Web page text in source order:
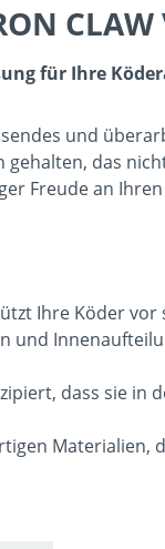
CLAW
für Ihre
und
das
Freude an
Ihre Köder
und
dass sie in